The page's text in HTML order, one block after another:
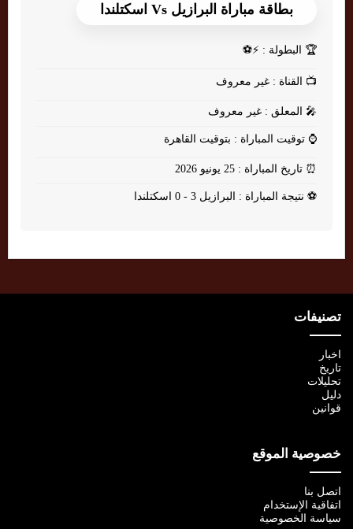
بطاقة مباراة البرازيل Vs اسكتلندا
🏆 البطولة : ⚡⚽
📺 القناة : غير معروف
🎤 المعلق : غير معروف
⌚ توقيت المباراة : بتوقيت القاهرة
⏰ تاريخ المباراة : 25 يونيو 2026
⚽ نتيجة المباراة : البرازيل 3 - 0 اسكتلندا
تصنيفات
اخبار
تاريخ
تحليلات
دليل
قوانين
خصوصية الموقع
اتصل بنا
اتفاقية الإستخدام
سياسة الخصوصية